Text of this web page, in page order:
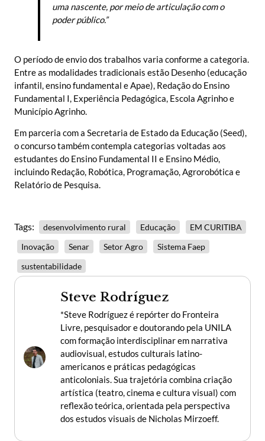
uma nascente, por meio de articulação com o
poder público.”
O período de envio dos trabalhos varia conforme a categoria.
Entre as modalidades tradicionais estão Desenho (educação
infantil, ensino fundamental e Apae), Redação do Ensino
Fundamental I, Experiência Pedagógica, Escola Agrinho e
Município Agrinho.
Em parceria com a Secretaria de Estado da Educação (Seed),
o concurso também contempla categorias voltadas aos
estudantes do Ensino Fundamental II e Ensino Médio,
incluindo Redação, Robótica, Programação, Agrorobótica e
Relatório de Pesquisa.
Tags: desenvolvimento rural Educação
EM CURITIBA
Inovação
Senar Setor Agro
Sistema Faep
sustentabilidade
Steve Rodríguez
*Steve Rodríguez é repórter do Fronteira
Livre, pesquisador e doutorando pela UNILA
com formação interdisciplinar em narrativa
audiovisual, estudos culturais latino-
americanos e práticas pedagógicas
anticoloniais. Sua trajetória combina criação
artística (teatro, cinema e cultura visual) com
reflexão teórica, orientada pela perspectiva
dos estudos visuais de Nicholas Mirzoeff.